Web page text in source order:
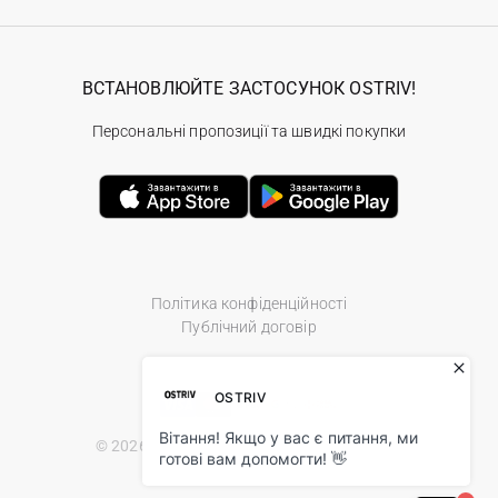
Політика конфіденційності
Публічний договір
© 2026 Ostriv.ua Store. All Rights Reserved.
ВСТАНОВЛЮЙТЕ ЗАСТОСУНОК OSTRIV!
Персональні пропозиції та швидкі покупки